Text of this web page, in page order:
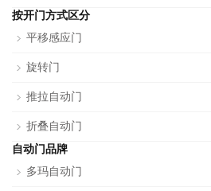
按开门方式区分
平移感应门
旋转门
推拉自动门
折叠自动门
自动门品牌
多玛自动门